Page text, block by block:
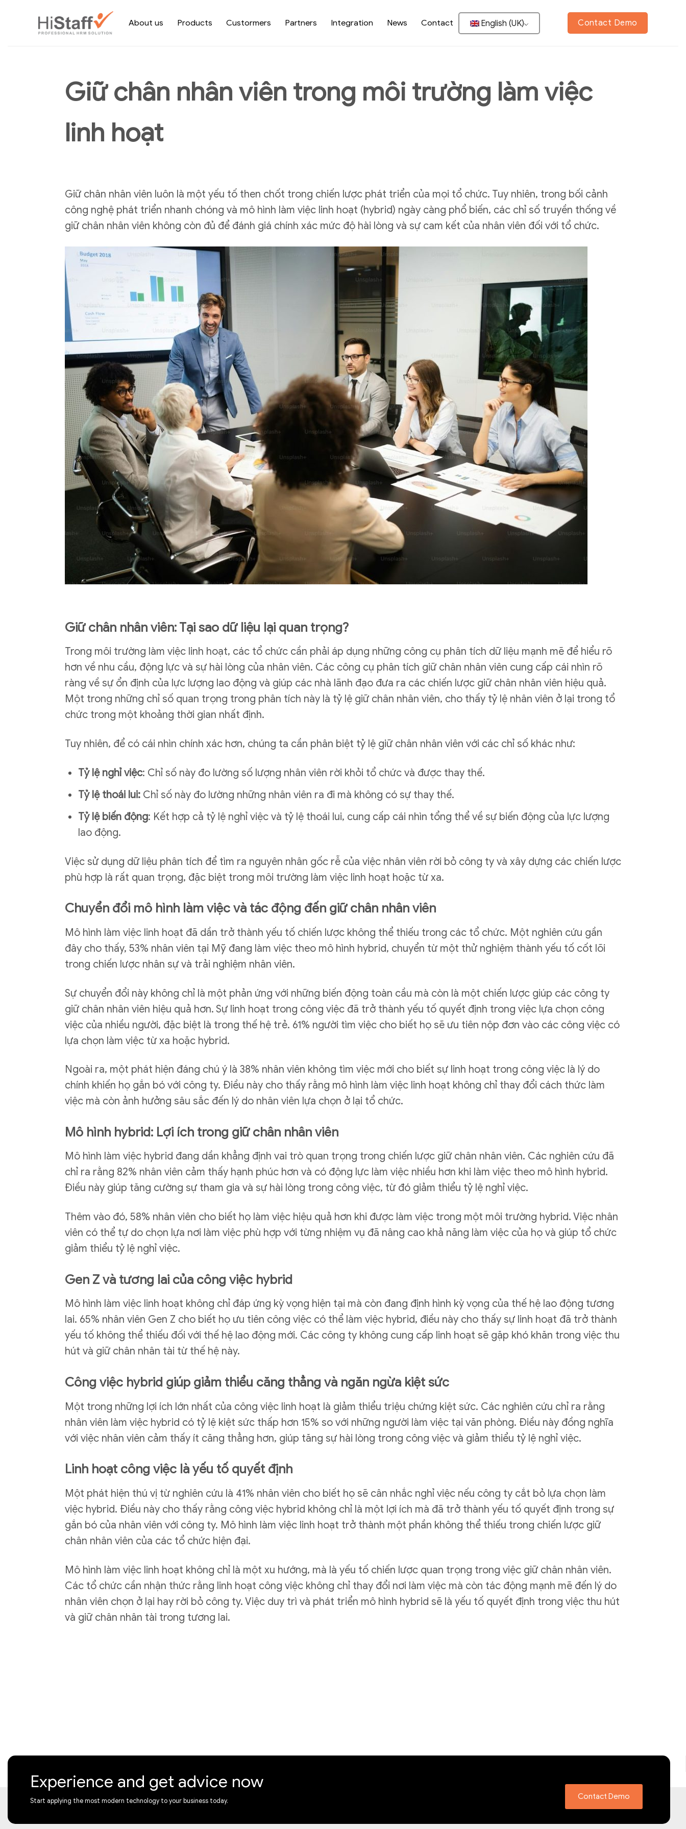
About us Products Custormers Partners Integration News Contact English (UK) Contact Demo
Giữ chân nhân viên trong môi trường làm việc
linh hoạt
Giữ chân nhân viên luôn là một yếu tố then chốt trong chiến lược phát triển của mọi tổ chức. Tuy nhiên, trong bối cảnh
công nghệ phát triển nhanh chóng và mô hình làm việc linh hoạt (hybrid) ngày càng phổ biến, các chỉ số truyền thống về
giữ chân nhân viên không còn đủ để đánh giá chính xác mức độ hài lòng và sự cam kết của nhân viên đối với tổ chức.
Giữ chân nhân viên: Tại sao dữ liệu lại quan trọng?
Trong môi trường làm việc linh hoạt, các tổ chức cần phải áp dụng những công cụ phân tích dữ liệu mạnh mẽ để hiểu rõ
hơn về nhu cầu, động lực và sự hài lòng của nhân viên. Các công cụ phân tích giữ chân nhân viên cung cấp cái nhìn rõ
ràng về sự ổn định của lực lượng lao động và giúp các nhà lãnh đạo đưa ra các chiến lược giữ chân nhân viên hiệu quả.
Một trong những chỉ số quan trọng trong phân tích này là tỷ lệ giữ chân nhân viên, cho thấy tỷ lệ nhân viên ở lại trong tổ
chức trong một khoảng thời gian nhất định.
Tuy nhiên, để có cái nhìn chính xác hơn, chúng ta cần phân biệt tỷ lệ giữ chân nhân viên với các chỉ số khác như:
Tỷ lệ nghỉ việc: Chỉ số này đo lường số lượng nhân viên rời khỏi tổ chức và được thay thế.
Tỷ lệ thoái lui:Chỉ số này đo lường những nhân viên ra đi mà không có sự thay thế.
Tỷ lệ biến động: Kết hợp cả tỷ lệ nghỉ việc và tỷ lệ thoái lui, cung cấp cái nhìn tổng thể về sự biến động của lực lượng
lao động.
Việc sử dụng dữ liệu phân tích để tìm ra nguyên nhân gốc rễ của việc nhân viên rời bỏ công ty và xây dựng các chiến lược
phù hợp là rất quan trọng, đặc biệt trong môi trường làm việc linh hoạt hoặc từ xa.
Chuyển đổi mô hình làm việc và tác động đến giữ chân nhân viên
Mô hình làm việc linh hoạt đã dần trở thành yếu tố chiến lược không thể thiếu trong các tổ chức. Một nghiên cứu gần
đây cho thấy, 53% nhân viên tại Mỹ đang làm việc theo mô hình hybrid, chuyển từ một thử nghiệm thành yếu tố cốt lõi
trong chiến lược nhân sự và trải nghiệm nhân viên.
Sự chuyển đổi này không chỉ là một phản ứng với những biến động toàn cầu mà còn là một chiến lược giúp các công ty
giữ chân nhân viên hiệu quả hơn. Sự linh hoạt trong công việc đã trở thành yếu tố quyết định trong việc lựa chọn công
việc của nhiều người, đặc biệt là trong thế hệ trẻ. 61% người tìm việc cho biết họ sẽ ưu tiên nộp đơn vào các công việc có
lựa chọn làm việc từ xa hoặc hybrid.
Ngoài ra, một phát hiện đáng chú ý là 38% nhân viên không tìm việc mới cho biết sự linh hoạt trong công việc là lý do
chính khiến họ gắn bó với công ty. Điều này cho thấy rằng mô hình làm việc linh hoạt không chỉ thay đổi cách thức làm
việc mà còn ảnh hưởng sâu sắc đến lý do nhân viên lựa chọn ở lại tổ chức.
Mô hình hybrid: Lợi ích trong giữ chân nhân viên
Mô hình làm việc hybrid đang dần khẳng định vai trò quan trọng trong chiến lược giữ chân nhân viên. Các nghiên cứu đã
chỉ ra rằng 82% nhân viên cảm thấy hạnh phúc hơn và có động lực làm việc nhiều hơn khi làm việc theo mô hình hybrid.
Điều này giúp tăng cường sự tham gia và sự hài lòng trong công việc, từ đó giảm thiểu tỷ lệ nghỉ việc.
Thêm vào đó, 58% nhân viên cho biết họ làm việc hiệu quả hơn khi được làm việc trong một môi trường hybrid. Việc nhân
viên có thể tự do chọn lựa nơi làm việc phù hợp với từng nhiệm vụ đã nâng cao khả năng làm việc của họ và giúp tổ chức
giảm thiểu tỷ lệ nghỉ việc.
Gen Z và tương lai của công việc hybrid
Mô hình làm việc linh hoạt không chỉ đáp ứng kỳ vọng hiện tại mà còn đang định hình kỳ vọng của thế hệ lao động tương
lai. 65% nhân viên Gen Z cho biết họ ưu tiên công việc có thể làm việc hybrid, điều này cho thấy sự linh hoạt đã trở thành
yếu tố không thể thiếu đối với thế hệ lao động mới. Các công ty không cung cấp linh hoạt sẽ gặp khó khăn trong việc thu
hút và giữ chân nhân tài từ thế hệ này.
Công việc hybrid giúp giảm thiểu căng thẳng và ngăn ngừa kiệt sức
Một trong những lợi ích lớn nhất của công việc linh hoạt là giảm thiểu triệu chứng kiệt sức. Các nghiên cứu chỉ ra rằng
nhân viên làm việc hybrid có tỷ lệ kiệt sức thấp hơn 15% so với những người làm việc tại văn phòng. Điều này đồng nghĩa
với việc nhân viên cảm thấy ít căng thẳng hơn, giúp tăng sự hài lòng trong công việc và giảm thiểu tỷ lệ nghỉ việc.
Linh hoạt công việc là yếu tố quyết định
Một phát hiện thú vị từ nghiên cứu là 41% nhân viên cho biết họ sẽ cân nhắc nghỉ việc nếu công ty cắt bỏ lựa chọn làm
việc hybrid. Điều này cho thấy rằng công việc hybrid không chỉ là một lợi ích mà đã trở thành yếu tố quyết định trong sự
gắn bó của nhân viên với công ty. Mô hình làm việc linh hoạt trở thành một phần không thể thiếu trong chiến lược giữ
chân nhân viên của các tổ chức hiện đại.
Mô hình làm việc linh hoạt không chỉ là một xu hướng, mà là yếu tố chiến lược quan trọng trong việc giữ chân nhân viên.
Các tổ chức cần nhận thức rằng linh hoạt công việc không chỉ thay đổi nơi làm việc mà còn tác động mạnh mẽ đến lý do
nhân viên chọn ở lại hay rời bỏ công ty. Việc duy trì và phát triển mô hình hybrid sẽ là yếu tố quyết định trong việc thu hút
và giữ chân nhân tài trong tương lai.
Experience and get advice now
Start applying the most modern technology to your business today. Contact Demo